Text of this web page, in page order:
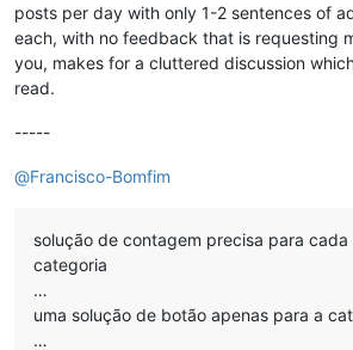
posts per day with only 1-2 sentences of
each, with no feedback that is requesting
you, makes for a cluttered discussion
read.
-----
@Francisco-Bomfim
solução de contagem precisa para
categoria
…
uma solução de botão apenas para a
…